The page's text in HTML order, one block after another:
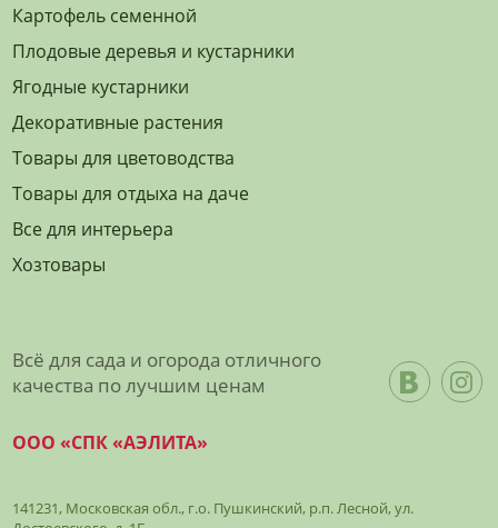
Картофель семенной
Плодовые деревья и кустарники
Ягодные кустарники
Декоративные растения
Товары для цветоводства
Товары для отдыха на даче
Все для интерьера
Хозтовары
Всё для сада и огорода отличного
качества по лучшим ценам
ООО «СПК «АЭЛИТА»
141231, Московская обл., г.о. Пушкинский, р.п. Лесной, ул.